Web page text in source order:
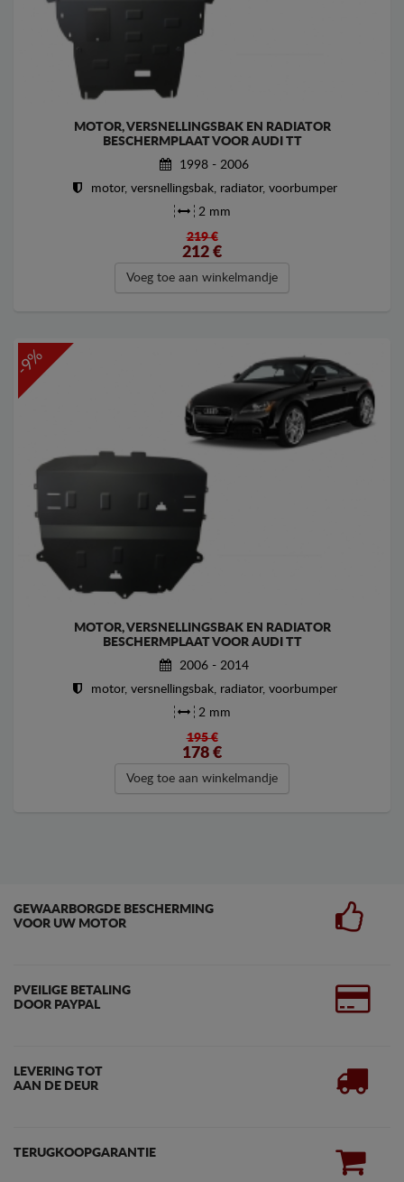
MOTOR, VERSNELLINGSBAK EN RADIATOR
BESCHERMPLAAT VOOR AUDI TT
1998 - 2006
motor, versnellingsbak, radiator, voorbumper
2 mm
219 €
212 €
Voeg toe aan winkelmandje
-9%
MOTOR, VERSNELLINGSBAK EN RADIATOR
BESCHERMPLAAT VOOR AUDI TT
2006 - 2014
motor, versnellingsbak, radiator, voorbumper
2 mm
195 €
178 €
Voeg toe aan winkelmandje
GEWAARBORGDE BESCHERMING
VOOR UW MOTOR
PVEILIGE BETALING
DOOR PAYPAL
LEVERING TOT
AAN DE DEUR
TERUGKOOPGARANTIE